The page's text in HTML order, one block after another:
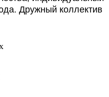
Дружный коллектив